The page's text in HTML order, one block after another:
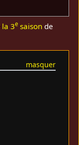
la 3e saison de